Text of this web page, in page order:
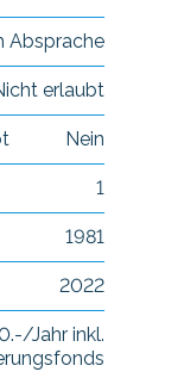
Absprache
erlaubt
Nein
1
1981
2022
Jahr inkl.